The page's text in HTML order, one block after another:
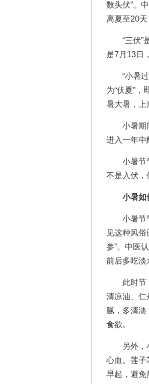
数头伏”。
离夏至20天
“三伏”是
是7月13日
“小暑过
为“伏夏”，
暑大暑，上
小暑期间
进入一年中
小暑节气
不是入伏，
小暑如
小暑节气
见这种风
参”。中医
前后多吃淡
此时节，
清凉油、仁
腻，多清
食欲。
另外，小
心血。莲子
早起，避免